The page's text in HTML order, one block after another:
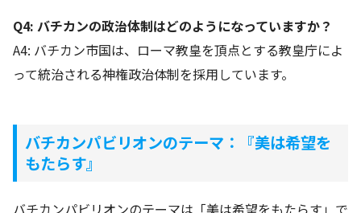
Q4: バチカンの政治体制はどのようになっていますか？
A4: バチカン市国は、ローマ教皇を頂点とする教皇庁によ
って統治される神権政治体制を採用しています。
バチカンパビリオンのテーマ：『美は希望を
もたらす』
バチカンパビリオンのテーマは「美は希望をもたらす」で